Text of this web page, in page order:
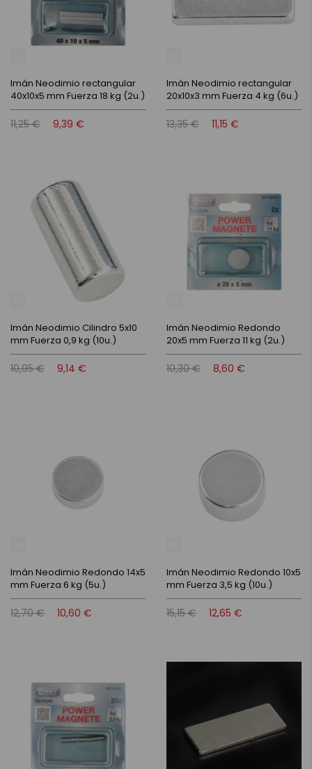
Imán Neodimio rectangular
40x10x5 mm Fuerza 18 kg (2u.)
11,25 € 9,39 €
Imán Neodimio rectangular
20x10x3 mm Fuerza 4 kg (6u.)
13,35 € 11,15 €
Imán Neodimio Cilindro 5x10
mm Fuerza 0,9 kg (10u.)
10,95 € 9,14 €
Imán Neodimio Redondo
20x5 mm Fuerza 11 kg (2u.)
10,30 € 8,60 €
Imán Neodimio Redondo 14x5
mm Fuerza 6 kg (5u.)
12,70 € 10,60 €
Imán Neodimio Redondo 10x5
mm Fuerza 3,5 kg (10u.)
15,15 € 12,65 €